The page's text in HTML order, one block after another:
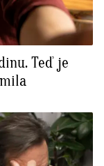
Teď je